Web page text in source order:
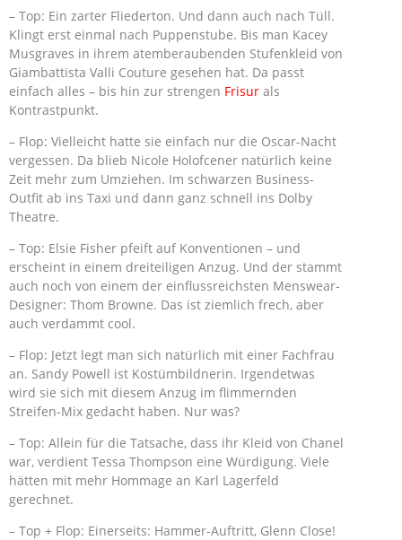
– Top: Ein zarter Fliederton. Und dann auch nach Tüll.
Klingt erst einmal nach Puppenstube. Bis man Kacey
Musgraves in ihrem atemberaubenden Stufenkleid von
Giambattista Valli Couture gesehen hat. Da passt
einfach alles – bis hin zur strengen Frisur als
Kontrastpunkt.
– Flop: Vielleicht hatte sie einfach nur die Oscar-Nacht
vergessen. Da blieb Nicole Holofcener natürlich keine
Zeit mehr zum Umziehen. Im schwarzen Business-
Outfit ab ins Taxi und dann ganz schnell ins Dolby
Theatre.
– Top: Elsie Fisher pfeift auf Konventionen – und
erscheint in einem dreiteiligen Anzug. Und der stammt
auch noch von einem der einflussreichsten Menswear-
Designer: Thom Browne. Das ist ziemlich frech, aber
auch verdammt cool.
– Flop: Jetzt legt man sich natürlich mit einer Fachfrau
an. Sandy Powell ist Kostümbildnerin. Irgendetwas
wird sie sich mit diesem Anzug im flimmernden
Streifen-Mix gedacht haben. Nur was?
– Top: Allein für die Tatsache, dass ihr Kleid von Chanel
war, verdient Tessa Thompson eine Würdigung. Viele
hätten mit mehr Hommage an Karl Lagerfeld
gerechnet.
– Top + Flop: Einerseits: Hammer-Auftritt, Glenn Close!